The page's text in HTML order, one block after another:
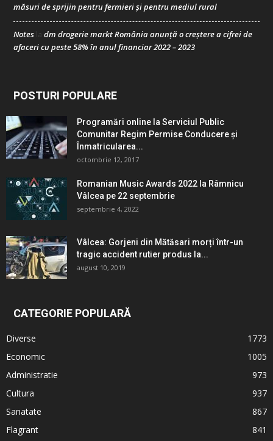
măsuri de sprijin pentru fermieri și pentru mediul rural
Notes la dm drogerie markt România anunță o creștere a cifrei de
afaceri cu peste 58% în anul financiar 2022 – 2023
POSTURI POPULARE
Programări online la Serviciul Public
Comunitar Regim Permise Conducere şi
Înmatricularea...
octombrie 12, 2017
Romanian Music Awards 2022 la Râmnicu
Vâlcea pe 22 septembrie
septembrie 4, 2022
Vâlcea: Gorjeni din Mătăsari morți într-un
tragic accident rutier produs la...
august 10, 2019
CATEGORIE POPULARĂ
Diverse
1773
Economic
1005
Administratie
973
Cultura
937
Sanatate
867
Flagrant
841